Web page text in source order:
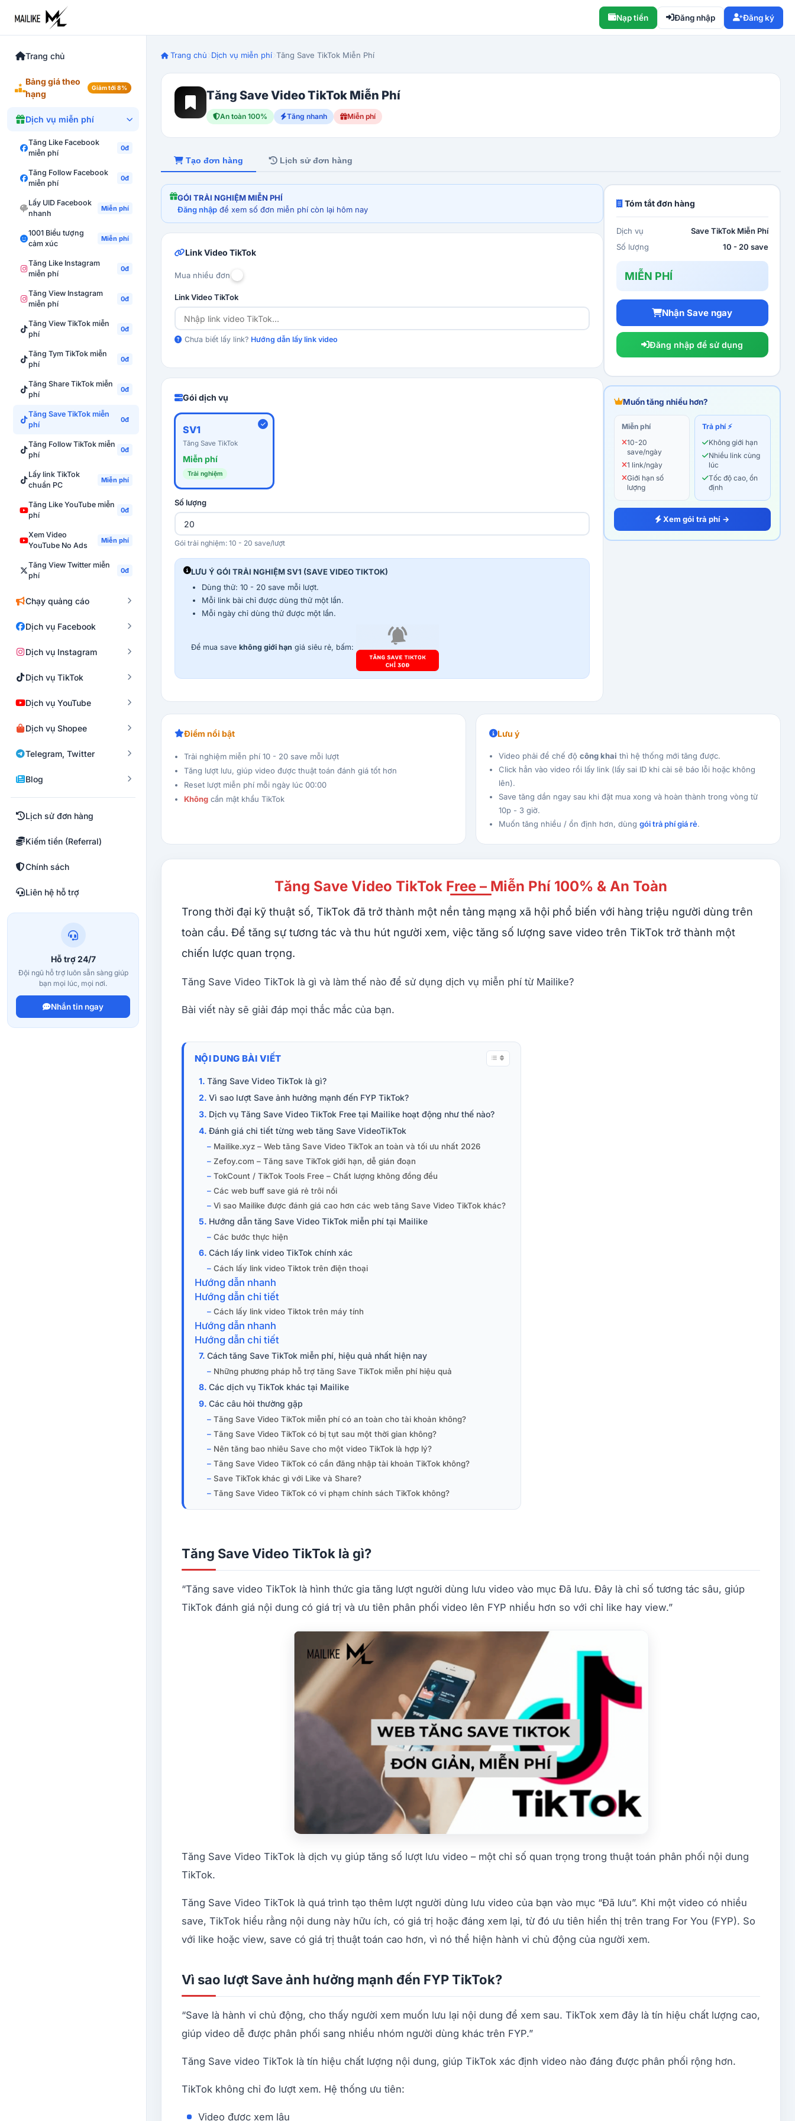
Nạp tiền Đăng nhập Đăng ký
Trang chủ
Bảng giá theo
hạng
Giảm tới 8%
Dịch vụ miễn phí
Tăng Like Facebook
miễn phí
0đ
Tăng Follow Facebook
miễn phí
0đ
Lấy UID Facebook
nhanh
Miễn phí
1001 Biểu tượng
cảm xúc
Miễn phí
Tăng Like Instagram
miễn phí
0đ
Tăng View Instagram
miễn phí
0đ
Tăng View TikTok miễn
phí
0đ
Tăng Tym TikTok miễn
phí
0đ
Tăng Share TikTok miễn
phí
0đ
Tăng Save TikTok miễn
phí
0đ
Tăng Follow TikTok miễn
phí
0đ
Lấy link TikTok
chuẩn PC
Miễn phí
Tăng Like YouTube miễn
phí
0đ
Xem Video
YouTube No Ads
Miễn phí
Tăng View Twitter miễn
phí
0đ
Chạy quảng cáo
Dịch vụ Facebook
Dịch vụ Instagram
Dịch vụ TikTok
Dịch vụ YouTube
Dịch vụ Shopee
Telegram, Twitter
Blog
Lịch sử đơn hàng
Kiếm tiền (Referral)
Chính sách
Liên hệ hỗ trợ
Hỗ trợ 24/7
Đội ngũ hỗ trợ luôn sẵn sàng giúp
bạn mọi lúc, mọi nơi.
Nhắn tin ngay
Trang chủ Dịch vụ miễn phí Tăng Save TikTok Miễn Phí
Tăng Save Video TikTok Miễn Phí
An toàn 100% Tăng nhanh Miễn phí
Tạo đơn hàng Lịch sử đơn hàng
GÓI TRẢI NGHIỆM MIỄN PHÍ
Đăng nhập để xem số đơn miễn phí còn lại hôm nay
Link Video TikTok
Mua nhiều đơn
Link Video TikTok
Chưa biết lấy link? Hướng dẫn lấy link video
Gói dịch vụ
SV1
Tăng Save TikTok
Miễn phí
Trải nghiệm
Số lượng
Gói trải nghiệm: 10 - 20 save/lượt
LƯU Ý GÓI TRẢI NGHIỆM SV1 (SAVE VIDEO TIKTOK)
Dùng thử: 10 - 20 save mỗi lượt.
Mỗi link bài chỉ được dùng thử một lần.
Mỗi ngày chỉ dùng thử được một lần.
Để mua save không giới hạn giá siêu rẻ, bấm:
Tóm tắt đơn hàng
Dịch vụ
Save TikTok Miễn Phí
Số lượng
10 - 20 save
MIỄN PHÍ
Nhận Save ngay
Đăng nhập để sử dụng
Muốn tăng nhiều hơn?
Miễn phí
10-20
save/ngày
1 link/ngày
Giới hạn số
lượng
Trả phí ⚡
Không giới hạn
Nhiều link cùng
lúc
Tốc độ cao, ổn
định
Xem gói trả phí →
Điểm nổi bật
Trải nghiệm miễn phí 10 - 20 save mỗi lượt
Tăng lượt lưu, giúp video được thuật toán đánh giá tốt hơn
Reset lượt miễn phí mỗi ngày lúc 00:00
Không cần mật khẩu TikTok
Lưu ý
Video phải để chế độ công khai thì hệ thống mới tăng được.
Click hẳn vào video rồi lấy link (lấy sai ID khi cài sẽ báo lỗi hoặc không
lên).
Save tăng dần ngay sau khi đặt mua xong và hoàn thành trong vòng từ
10p - 3 giờ.
Muốn tăng nhiều / ổn định hơn, dùng gói trả phí giá rẻ.
Tăng Save Video TikTok Free – Miễn Phí 100% & An Toàn
Trong thời đại kỹ thuật số, TikTok đã trở thành một nền tảng mạng xã hội phổ biến với hàng triệu người dùng trên
toàn cầu. Để tăng sự tương tác và thu hút người xem, việc tăng số lượng save video trên TikTok trở thành một
chiến lược quan trọng.
Tăng Save Video TikTok là gì và làm thế nào để sử dụng dịch vụ miễn phí từ Mailike?
Bài viết này sẽ giải đáp mọi thắc mắc của bạn.
NỘI DUNG BÀI VIẾT
Tăng Save Video TikTok là gì?
Vì sao lượt Save ảnh hưởng mạnh đến FYP TikTok?
Dịch vụ Tăng Save Video TikTok Free tại Mailike hoạt động như thế nào?
Đánh giá chi tiết từng web tăng Save VideoTikTok
Mailike.xyz – Web tăng Save Video TikTok an toàn và tối ưu nhất 2026
Zefoy.com – Tăng save TikTok giới hạn, dễ gián đoạn
TokCount / TikTok Tools Free – Chất lượng không đồng đều
Các web buff save giá rẻ trôi nổi
Vì sao Mailike được đánh giá cao hơn các web tăng Save Video TikTok khác?
Hướng dẫn tăng Save Video TikTok miễn phí tại Mailike
Các bước thực hiện
Cách lấy link video TikTok chính xác
Cách lấy link video Tiktok trên điện thoại
Hướng dẫn nhanh
Hướng dẫn chi tiết
Cách lấy link video Tiktok trên máy tính
Hướng dẫn nhanh
Hướng dẫn chi tiết
Cách tăng Save TikTok miễn phí, hiệu quả nhất hiện nay
Những phương pháp hỗ trợ tăng Save TikTok miễn phí hiệu quả
Các dịch vụ TikTok khác tại Mailike
Các câu hỏi thường gặp
Tăng Save Video TikTok miễn phí có an toàn cho tài khoản không?
Tăng Save Video TikTok có bị tụt sau một thời gian không?
Nên tăng bao nhiêu Save cho một video TikTok là hợp lý?
Tăng Save Video TikTok có cần đăng nhập tài khoản TikTok không?
Save TikTok khác gì với Like và Share?
Tăng Save Video TikTok có vi phạm chính sách TikTok không?
Tăng Save Video TikTok là gì?
“Tăng save video TikTok là hình thức gia tăng lượt người dùng lưu video vào mục Đã lưu. Đây là chỉ số tương tác sâu, giúp
TikTok đánh giá nội dung có giá trị và ưu tiên phân phối video lên FYP nhiều hơn so với chỉ like hay view.”
Tăng Save Video TikTok là dịch vụ giúp tăng số lượt lưu video – một chỉ số quan trọng trong thuật toán phân phối nội dung
TikTok.
Tăng Save Video TikTok là quá trình tạo thêm lượt người dùng lưu video của bạn vào mục “Đã lưu”. Khi một video có nhiều
save, TikTok hiểu rằng nội dung này hữu ích, có giá trị hoặc đáng xem lại, từ đó ưu tiên hiển thị trên trang For You (FYP). So
với like hoặc view, save có giá trị thuật toán cao hơn, vì nó thể hiện hành vi chủ động của người xem.
Vì sao lượt Save ảnh hưởng mạnh đến FYP TikTok?
“Save là hành vi chủ động, cho thấy người xem muốn lưu lại nội dung để xem sau. TikTok xem đây là tín hiệu chất lượng cao,
giúp video dễ được phân phối sang nhiều nhóm người dùng khác trên FYP.”
Tăng Save video TikTok là tín hiệu chất lượng nội dung, giúp TikTok xác định video nào đáng được phân phối rộng hơn.
TikTok không chỉ đo lượt xem. Hệ thống ưu tiên:
Video được xem lâu